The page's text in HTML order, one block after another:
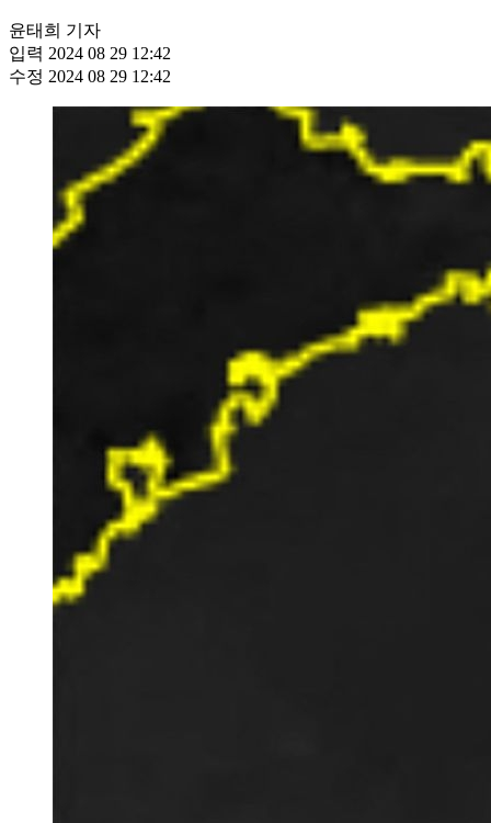
윤태희 기자
입력 2024 08 29 12:42
수정 2024 08 29 12:42